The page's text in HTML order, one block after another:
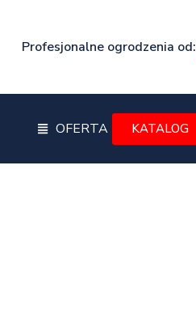
Profesjonalne ogrodzenia od:
OFERTA KATALOG